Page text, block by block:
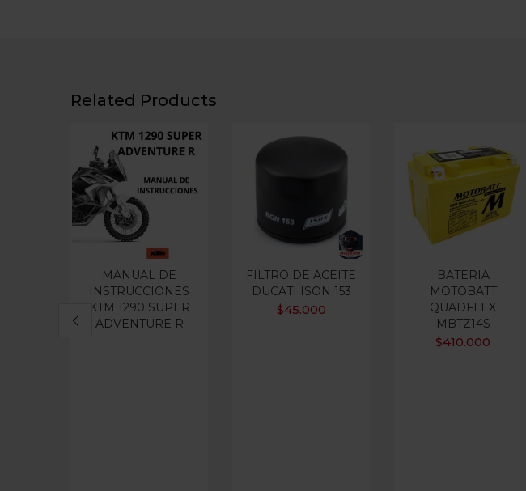
Related Products
MANUAL DE
INSTRUCCIONES
KTM 1290 SUPER
ADVENTURE R
FILTRO DE ACEITE
DUCATI ISON 153
$45.000
BATERIA
MOTOBATT
QUADFLEX
MBTZ14S
$410.000